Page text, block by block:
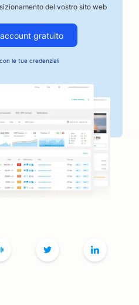
automobilistico
da tavolo
del vostro sito web
gratuito
con le tue credenziali